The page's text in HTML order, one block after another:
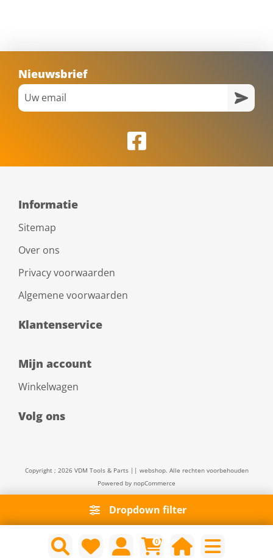
0
Dropdown filter
Nieuwsbrief
Informatie
Sitemap
Over ons
Privacy voorwaarden
Algemene voorwaarden
Klantenservice
Mijn account
Winkelwagen
Volg ons
Copyright ; 2026 VDM Tools & Parts || webshop. Alle rechten voorbehouden
Powered by nopCommerce